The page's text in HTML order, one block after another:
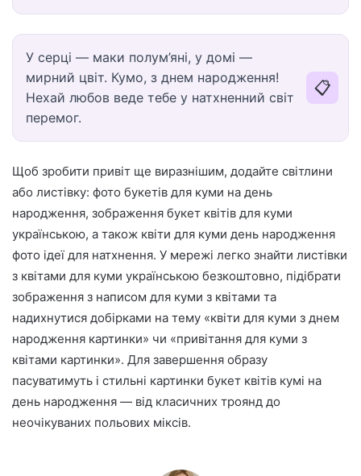
У серці — маки полум’яні, у домі —
мирний цвіт. Кумо, з днем народження!
Нехай любов веде тебе у натхненний світ
перемог.
📋
Щоб зробити привіт ще виразнішим, додайте світлини
або листівку: фото букетів для куми на день
народження, зображення букет квітів для куми
українською, а також квіти для куми день народження
фото ідеї для натхнення. У мережі легко знайти листівки
з квітами для куми українською безкоштовно, підібрати
зображення з написом для куми з квітами та
надихнутися добірками на тему «квіти для куми з днем
народження картинки» чи «привітання для куми з
квітами картинки». Для завершення образу
пасуватимуть і стильні картинки букет квітів кумі на
день народження — від класичних троянд до
неочікуваних польових міксів.